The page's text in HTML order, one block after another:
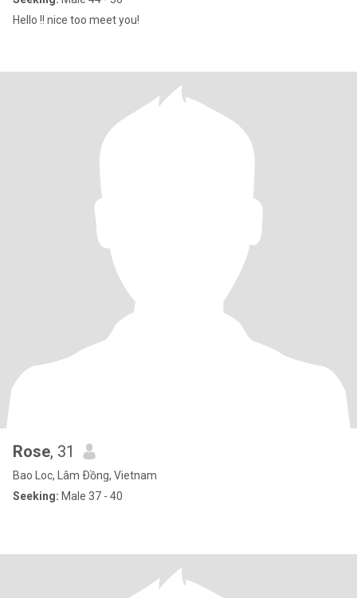
Hello !! nice too meet you!
Rose, 31
Bao Loc, Lâm Ðồng, Vietnam
Seeking: Male 37 - 40